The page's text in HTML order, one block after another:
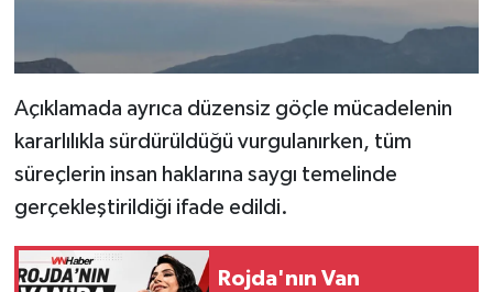
Açıklamada ayrıca düzensiz göçle mücadelenin
kararlılıkla sürdürüldüğü vurgulanırken, tüm
süreçlerin insan haklarına saygı temelinde
gerçekleştirildiği ifade edildi.
Rojda'nın Van